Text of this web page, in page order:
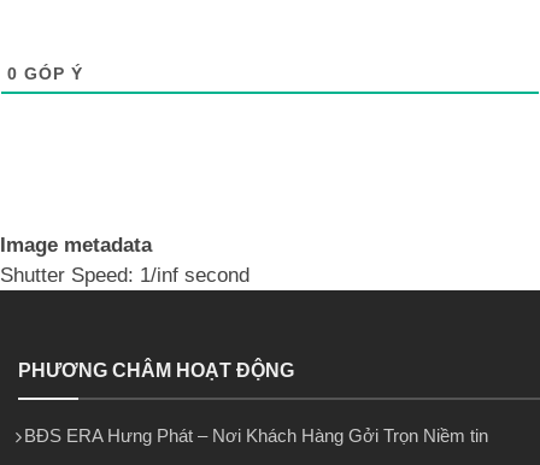
0 GÓP Ý
Image metadata
Shutter Speed: 1/inf second
PHƯƠNG CHÂM HOẠT ĐỘNG
BĐS ERA Hưng Phát – Nơi Khách Hàng Gởi Trọn Niềm tin